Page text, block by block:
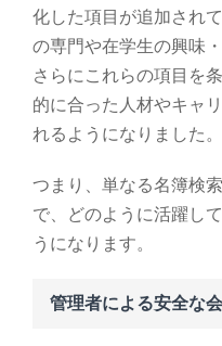
化した項目が追加され
の専門や在学生の興味
さらにこれらの項目を
的に合った人材やキャ
れるようになりました。
つまり、単なる名簿検
で、どのように活躍し
うになります。
管理者による安全な